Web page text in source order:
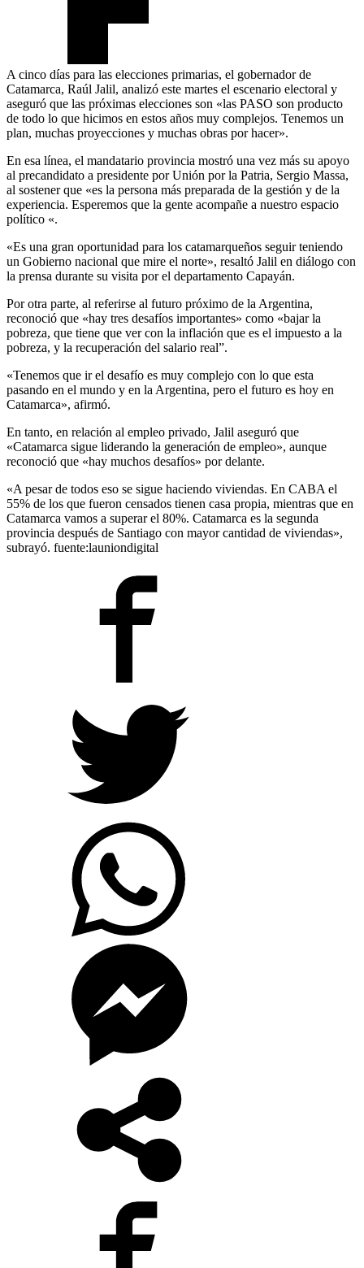
A cinco días para las elecciones primarias, el gobernador de
Catamarca, Raúl Jalil, analizó este martes el escenario electoral y
aseguró que las próximas elecciones son «las PASO son producto
de todo lo que hicimos en estos años muy complejos. Tenemos un
plan, muchas proyecciones y muchas obras por hacer».
En esa línea, el mandatario provincia mostró una vez más su apoyo
al precandidato a presidente por Unión por la Patria, Sergio Massa,
al sostener que «es la persona más preparada de la gestión y de la
experiencia. Esperemos que la gente acompañe a nuestro espacio
político «.
«Es una gran oportunidad para los catamarqueños seguir teniendo
un Gobierno nacional que mire el norte», resaltó Jalil en diálogo con
la prensa durante su visita por el departamento Capayán.
Por otra parte, al referirse al futuro próximo de la Argentina,
reconoció que «hay tres desafíos importantes» como «bajar la
pobreza, que tiene que ver con la inflación que es el impuesto a la
pobreza, y la recuperación del salario real”.
«Tenemos que ir el desafío es muy complejo con lo que esta
pasando en el mundo y en la Argentina, pero el futuro es hoy en
Catamarca», afirmó.
En tanto, en relación al empleo privado, Jalil aseguró que
«Catamarca sigue liderando la generación de empleo», aunque
reconoció que «hay muchos desafíos» por delante.
«A pesar de todos eso se sigue haciendo viviendas. En CABA el
55% de los que fueron censados tienen casa propia, mientras que en
Catamarca vamos a superar el 80%. Catamarca es la segunda
provincia después de Santiago con mayor cantidad de viviendas»,
subrayó. fuente:launiondigital